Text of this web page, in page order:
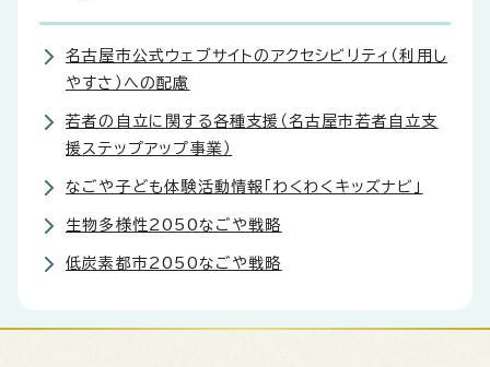
名古屋市公式ウェブサイトのアクセシビリティ（利用し
やすさ）への配慮
若者の自立に関する各種支援（名古屋市若者自立支
援ステップアップ事業）
なごや子ども体験活動情報「わくわくキッズナビ」
生物多様性2050なごや戦略
低炭素都市2050なごや戦略